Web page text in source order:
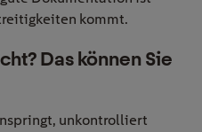
kommt.
Das können Sie
unkontrolliert